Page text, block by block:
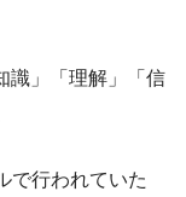
識」「理解」「信
で行われていた